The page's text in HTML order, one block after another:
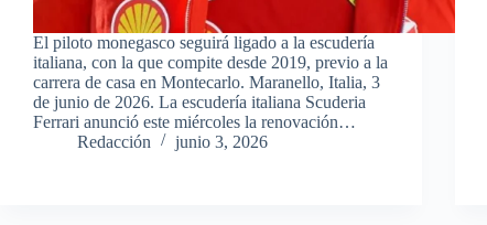
El piloto monegasco seguirá ligado a la escudería
italiana, con la que compite desde 2019, previo a la
carrera de casa en Montecarlo. Maranello, Italia, 3
de junio de 2026. La escudería italiana Scuderia
Ferrari anunció este miércoles la renovación…
Redacción
junio 3, 2026